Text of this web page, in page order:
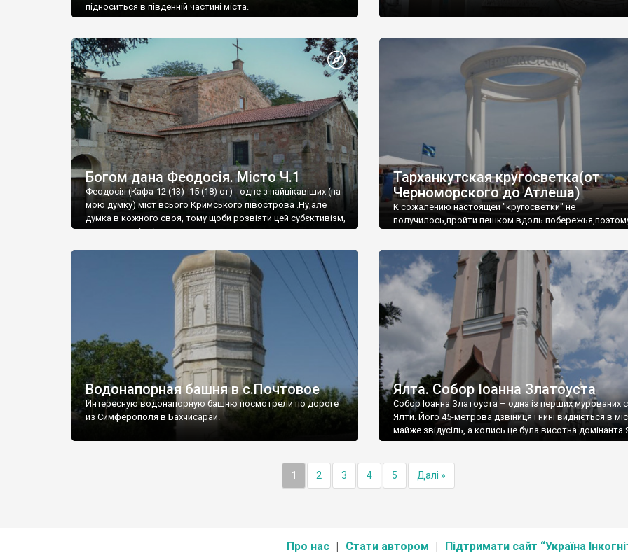
підноситься в південній частині міста.
Богом дана Феодосія. Місто Ч.1
Феодосія (Кафа-12 (13) -15 (18) ст) - одне з найцікавіших (на
мою думку) міст всього Кримського півострова .Ну,але
думка в кожного своя, тому щоби розвіяти цей субєктивізм,
запрошую відвідати це
Тарханкутская кругосветка(от
Черноморского до Атлеша)
К сожалению настоящей "кругосветки" не
получилось,пройти пешком вдоль
Водонапорная башня в с.Почтовое
Интересную водонапорную башню посмотрели по дороге
из Симферополя в Бахчисарай.
Ялта. Собор Іоанна Златоуста
Собор Іоанна Златоуста – одна із перших мурованих
Ялти. Його 45-метрова дзвіниця і нині видніється в
майже звідусіль, а колись це була висотна домінанта
1 2 3 4 5 Далі »
Про нас Стати автором Підтримати сайт “Україна